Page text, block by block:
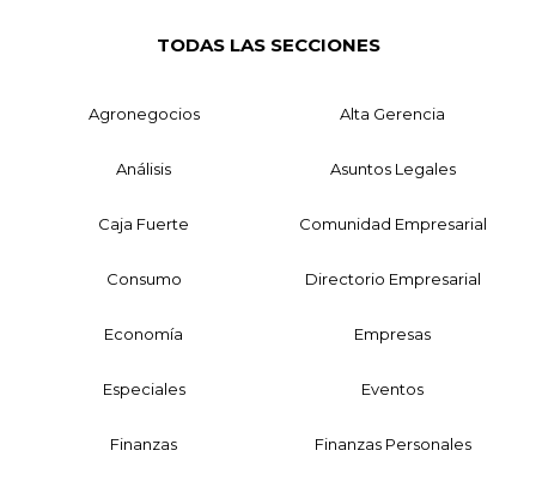
TODAS LAS SECCIONES
Agronegocios Alta Gerencia
Análisis Asuntos Legales
Caja Fuerte Comunidad Empresarial
Consumo Directorio Empresarial
Economía Empresas
Especiales Eventos
Finanzas Finanzas Personales